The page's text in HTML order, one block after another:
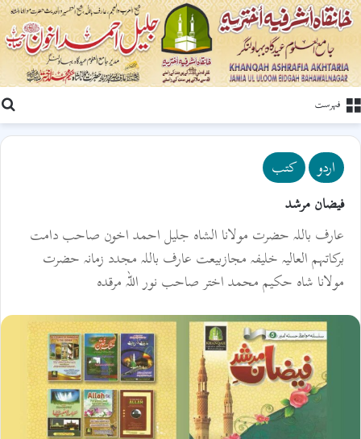
فہرست
اردو
کتب
فیضان مرشد
عارف باللہ حضرت مولانا الشاہ جلیل احمد اخون صاحب دامت
برکاتہم العالیہ خلیفہ مجازبیعت عارف باللہ مجدد زمانہ حضرت
مولانا شاہ حکیم محمد اختر صاحب نور اللہ مرقدہ